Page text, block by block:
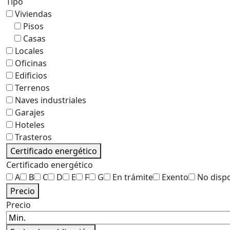
Viviendas
Pisos
Casas
Locales
Oficinas
Edificios
Terrenos
Naves industriales
Garajes
Hoteles
Trasteros
Certificado energético
Certificado energético
A
B C D E F G En trámite Exento
No
Precio
Precio